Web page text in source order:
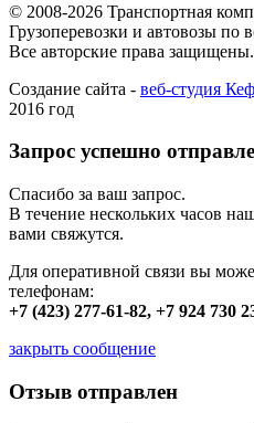
© 2008-2026 Транспортная
Грузоперевозки и автовозы по
Все авторские права защищены.
Создание сайта - веб-студия
2016 год
Запрос успешно
Спасибо за ваш запрос.
В течение нескольких часов
вами свяжутся.
Для оперативной связи вы
телефонам:
+7 (423) 277-61-82, +7 924 730
закрыть сообщение
Отзыв отправлен